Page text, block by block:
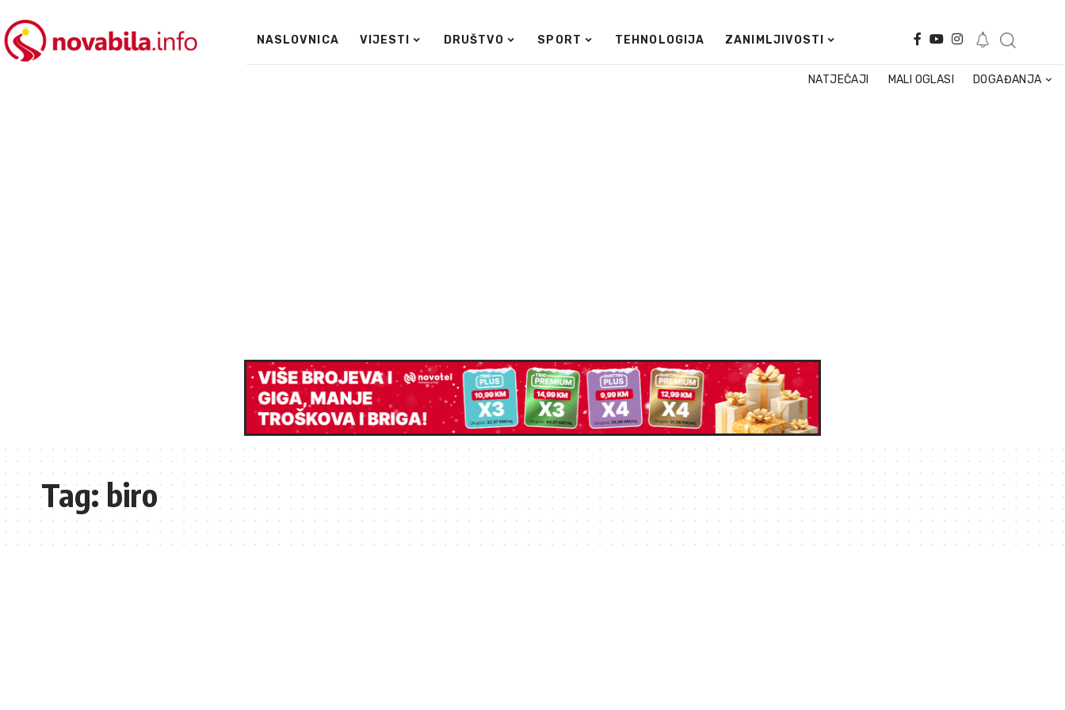
NASLOVNICA VIJESTI DRUŠTVO SPORT TEHNOLOGIJA ZANIMLJIVOSTI
NATJEČAJI MALI OGLASI DOGAĐANJA
Tag:biro